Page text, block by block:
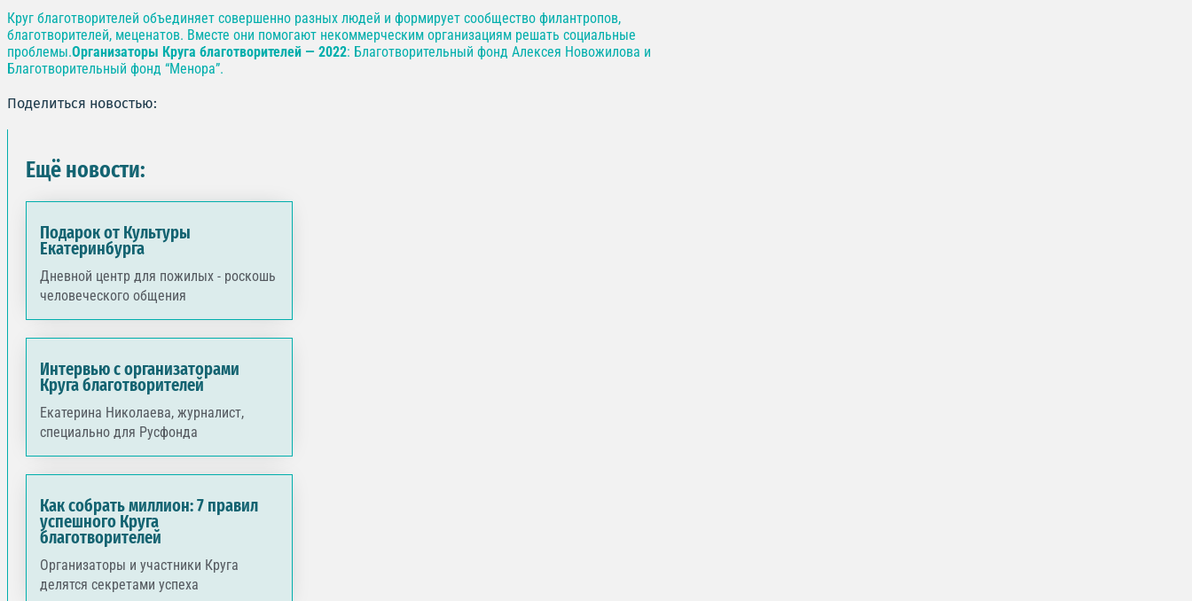
Круг благотворителей объединяет совершенно разных людей и формирует сообщество филантропов,
благотворителей, меценатов. Вместе они помогают некоммерческим организациям решать социальные
проблемы.Организаторы Круга благотворителей — 2022: Благотворительный фонд Алексея Новожилова и
Благотворительный фонд “Менора”.
Поделиться новостью:
Ещё новости:
Подарок от Культуры
Екатеринбурга
Дневной центр для пожилых - роскошь
человеческого общения
Интервью с организаторами
Круга благотворителей
Екатерина Николаева, журналист,
специально для Русфонда
Как собрать миллион: 7 правил
успешного Круга
благотворителей
Организаторы и участники Круга
делятся секретами успеха